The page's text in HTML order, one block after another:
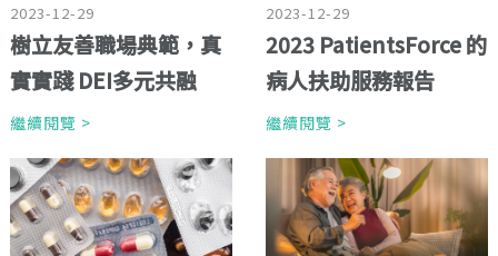
2023-12-29
樹立友善職場典範，真
實實踐 DEI多元共融
繼續閱覽 >
2023-12-29
2023 PatientsForce 的
病人扶助服務報告
繼續閱覽 >